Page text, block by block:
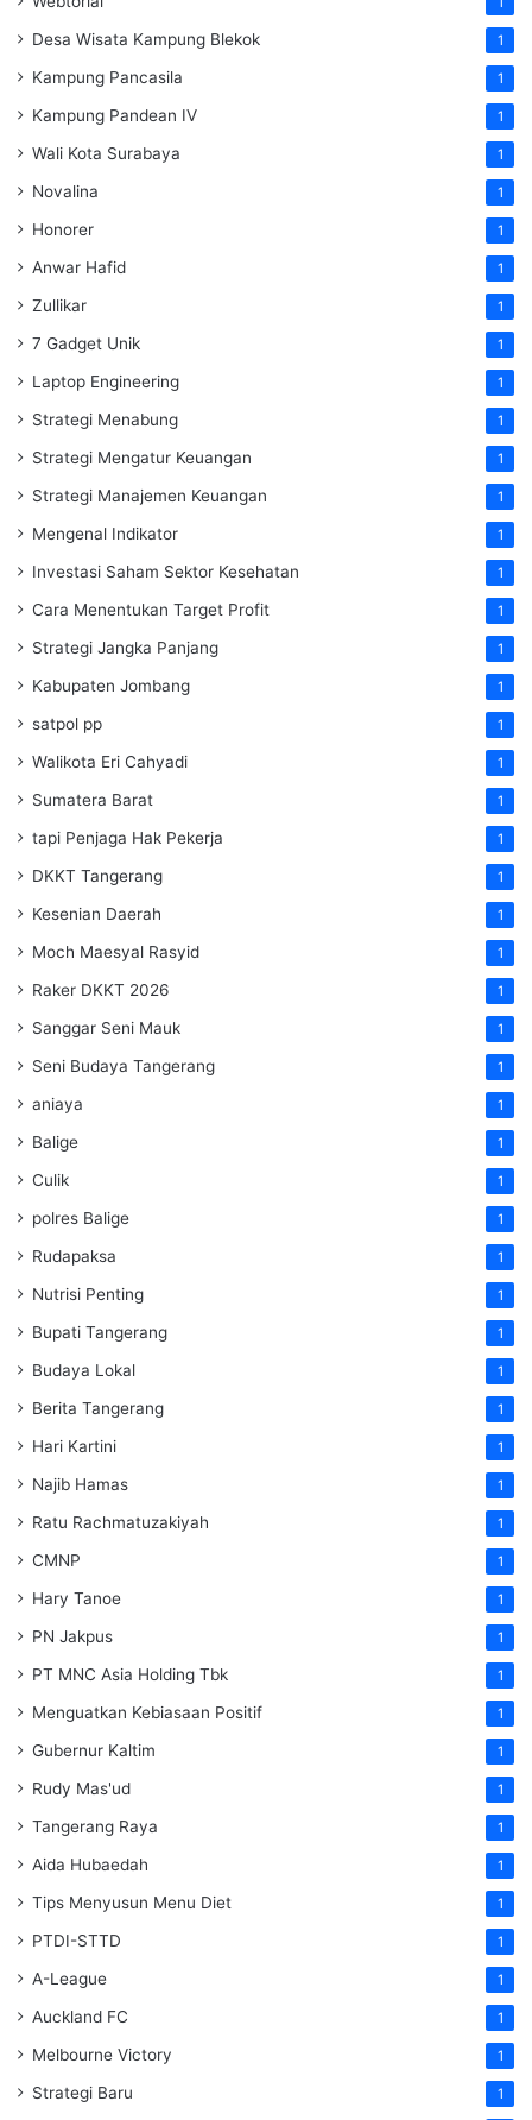
Desa Wisata Kampung Blekok 1
Kampung Pancasila 1
Kampung Pandean IV 1
Wali Kota Surabaya 1
Novalina 1
Honorer 1
Anwar Hafid 1
Zullikar 1
7 Gadget Unik 1
Laptop Engineering 1
Strategi Menabung 1
Strategi Mengatur Keuangan 1
Strategi Manajemen Keuangan 1
Mengenal Indikator 1
Investasi Saham Sektor Kesehatan 1
Cara Menentukan Target Profit 1
Strategi Jangka Panjang 1
Kabupaten Jombang 1
satpol pp 1
Walikota Eri Cahyadi 1
Sumatera Barat 1
tapi Penjaga Hak Pekerja 1
DKKT Tangerang 1
Kesenian Daerah 1
Moch Maesyal Rasyid 1
Raker DKKT 2026 1
Sanggar Seni Mauk 1
Seni Budaya Tangerang 1
aniaya 1
Balige 1
Culik 1
polres Balige 1
Rudapaksa 1
Nutrisi Penting 1
Bupati Tangerang 1
Budaya Lokal 1
Berita Tangerang 1
Hari Kartini 1
Najib Hamas 1
Ratu Rachmatuzakiyah 1
CMNP 1
Hary Tanoe 1
PN Jakpus 1
PT MNC Asia Holding Tbk 1
Menguatkan Kebiasaan Positif 1
Gubernur Kaltim 1
Rudy Mas'ud 1
Tangerang Raya 1
Aida Hubaedah 1
Tips Menyusun Menu Diet 1
PTDI-STTD 1
A-League 1
Auckland FC 1
Melbourne Victory 1
Strategi Baru 1